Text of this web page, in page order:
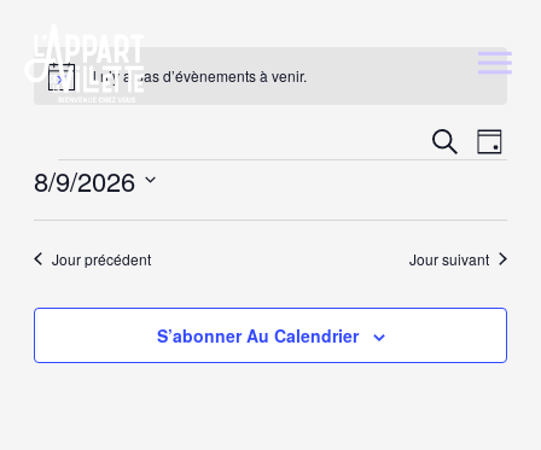
Notice Il n’y a pas d’évènements à venir.
de
vues
Recherche
de
Jour
8/9/2026
Sélectionnez
uneJour précédent Jour suivant
S’abonner Au Calendrier